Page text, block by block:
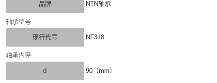
品牌 NTN轴承
轴承型号
现行代号 NF318
轴承内径
d 90（mm）